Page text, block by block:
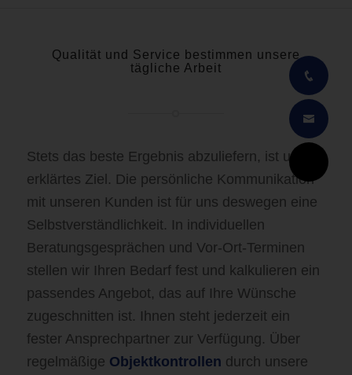
Qualität und Service bestimmen unsere
tägliche Arbeit
Stets das beste Ergebnis abzuliefern, ist unser
erklärtes Ziel. Die persönliche Kommunikation
mit unseren Kunden ist für uns deswegen eine
Selbstverständlichkeit. In individuellen
Beratungsgesprächen und Vor-Ort-Terminen
stellen wir Ihren Bedarf fest und kalkulieren ein
passendes Angebot, das auf Ihre Wünsche
zugeschnitten ist. Ihnen steht jederzeit ein
fester Ansprechpartner zur Verfügung. Über
regelmäßige Objektkontrollen durch unsere